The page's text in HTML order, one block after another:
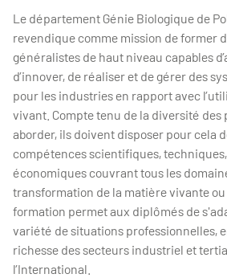
Le département Génie Biologique de
revendique comme mission de former
généralistes de haut niveau capables
d’innover, de réaliser et de gérer des
pour les industries en rapport avec
vivant. Compte tenu de la diversité des
aborder, ils doivent disposer pour cela
compétences scientifiques,
économiques couvrant tous les
transformation de la matière vivante
formation permet aux diplômés de
variété de situations professionnelles,
richesse des secteurs industriel et
l’International.